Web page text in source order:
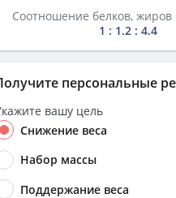
Соотношение белков, жиров
1 : 1.2 : 4.4
персональные
вашу цель
Снижение веса
Набор массы
Поддержание веса